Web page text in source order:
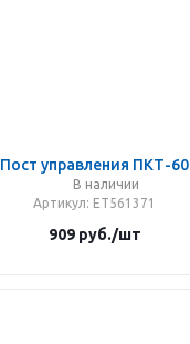
Пост управления ПКТ-60
В наличии
Артикул: ЕТ561371
909руб./шт